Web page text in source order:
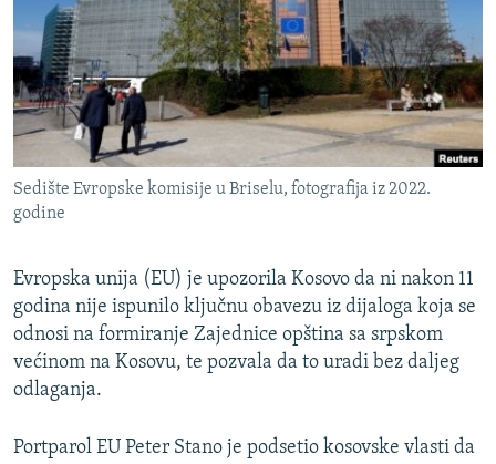
DNEVNO@RSE
SPECIJALI RSE
VIŠE OD NASLOVA
GENOCID U SREBRENICI
POPLAVE I KLIZIŠTA U BIH 2024.
POST SCRIPTUM
MOJA EVROPA
TRI DECENIJE OD RATA U BIH
SVE KARTE DEJTONA
NASTANAK I RASPAD JUGOSLAVIJE
PRATITE NAS
Sedište Evropske komisije u Briselu, fotografija iz 2022.
godine
Evropska unija (EU) je upozorila Kosovo da ni nakon 11
godina nije ispunilo ključnu obavezu iz dijaloga koja se
odnosi na formiranje Zajednice opština sa srpskom
većinom na Kosovu, te pozvala da to uradi bez daljeg
odlaganja.
Portparol EU Peter Stano je podsetio kosovske vlasti da